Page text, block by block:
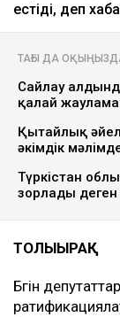
естіді, деп
ТАҒЫ ДА
Сайлау
қалай
Қытайлық
әкімдік
Түркістан
зорлады деген
ТОЛЫҒЫРАҚ
Бүгін